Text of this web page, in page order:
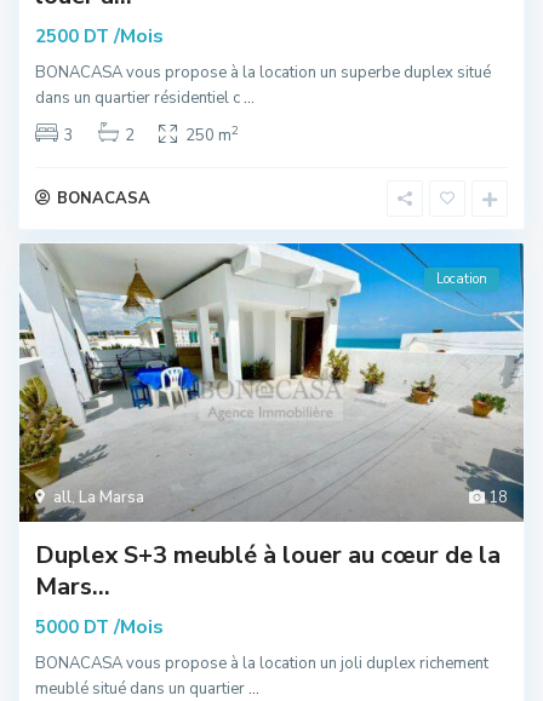
2500 DT /Mois
BONACASA vous propose à la location un superbe duplex situé
dans un quartier résidentiel c...
3
2 250 m2
BONACASA
18
all, La Marsa
Location
Duplex S+3 meublé à louer au cœur de la
Mars...
5000 DT /Mois
BONACASA vous propose à la location un joli duplex richement
meublé situé dans un quartier...